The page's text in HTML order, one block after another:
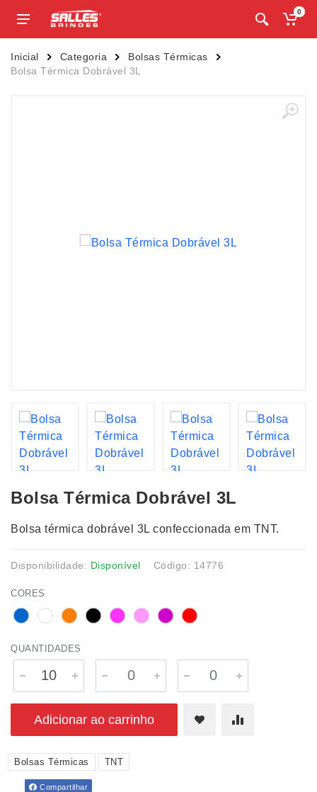
0
Inicial Categoria
Bolsas Térmicas
Bolsa Térmica Dobrável 3L
Bolsa Térmica Dobrável 3L
Bolsa térmica dobrável 3L confeccionada em TNT.
Disponibilidade: Disponível Código: 14776
CORES
QUANTIDADES
Adicionar ao carrinho
Bolsas Térmicas TNT
Compartilhar